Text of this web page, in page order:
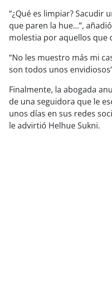
soychiloé
“¿Qué es limpiar? Sacudir
que paren la hue...”,
molestia por aquellos que
“No les muestro más mi
son todos unos
Finalmente, la abogada
de una seguidora que le
unos días en sus redes
le advirtió Helhue Sukni.